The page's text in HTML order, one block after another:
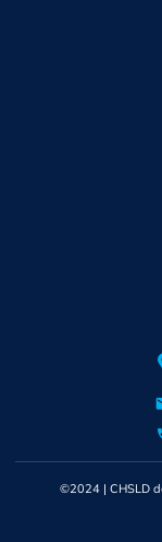
©2024 | CHSLD